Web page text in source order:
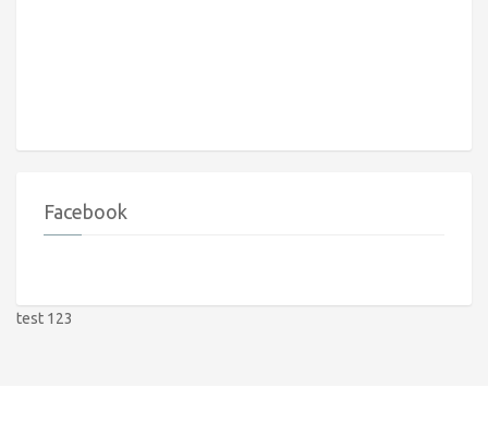
Facebook
test 123